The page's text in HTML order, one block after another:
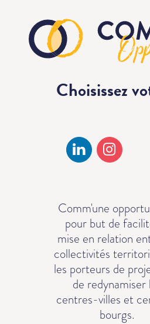
Choisissez
Comm'une
pour but de
mise en relation
collectivités
les porteurs de
de redynamiser
centres-villes et
bourgs.